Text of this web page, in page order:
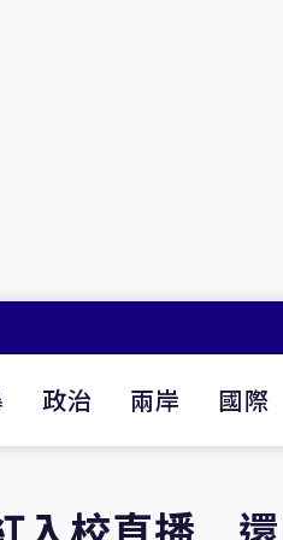
政治 兩岸 國際